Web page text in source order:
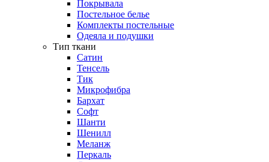
Покрывала
Постельное белье
Комплекты постельные
Одеяла и подушки
Тип ткани
Сатин
Тенсель
Тик
Микрофибра
Бархат
Софт
Шанти
Шенилл
Меланж
Перкаль